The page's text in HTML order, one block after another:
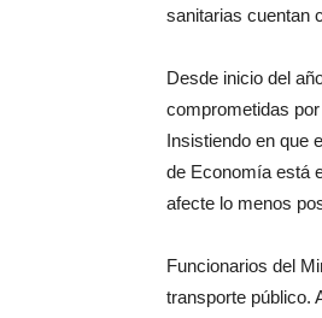
sanitarias cuentan
Desde inicio del
comprometidas
Insistiendo en que
de Economía está
afecte lo menos
Funcionarios del
transporte público.